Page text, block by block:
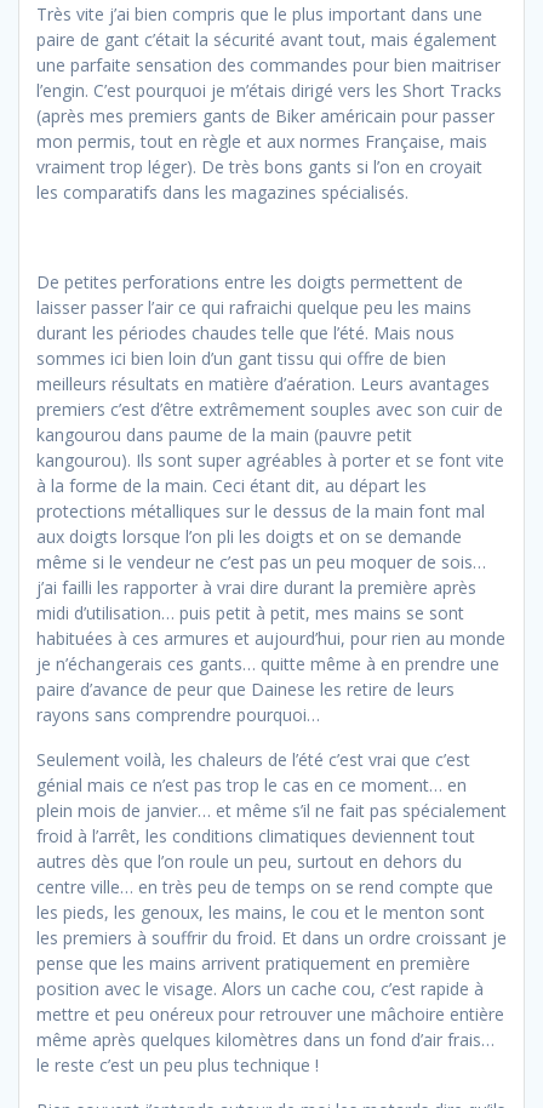
Très vite j’ai bien compris que le plus important dans une
paire de gant c’était la sécurité avant tout, mais également
une parfaite sensation des commandes pour bien maitriser
l’engin. C’est pourquoi je m’étais dirigé vers les Short Tracks
(après mes premiers gants de Biker américain pour passer
mon permis, tout en règle et aux normes Française, mais
vraiment trop léger). De très bons gants si l’on en croyait
les comparatifs dans les magazines spécialisés.
De petites perforations entre les doigts permettent de
laisser passer l’air ce qui rafraichi quelque peu les mains
durant les périodes chaudes telle que l’été. Mais nous
sommes ici bien loin d’un gant tissu qui offre de bien
meilleurs résultats en matière d’aération. Leurs avantages
premiers c’est d’être extrêmement souples avec son cuir de
kangourou dans paume de la main (pauvre petit
kangourou). Ils sont super agréables à porter et se font vite
à la forme de la main. Ceci étant dit, au départ les
protections métalliques sur le dessus de la main font mal
aux doigts lorsque l’on pli les doigts et on se demande
même si le vendeur ne c’est pas un peu moquer de sois…
j’ai failli les rapporter à vrai dire durant la première après
midi d’utilisation… puis petit à petit, mes mains se sont
habituées à ces armures et aujourd’hui, pour rien au monde
je n’échangerais ces gants… quitte même à en prendre une
paire d’avance de peur que Dainese les retire de leurs
rayons sans comprendre pourquoi…
Seulement voilà, les chaleurs de l’été c’est vrai que c’est
génial mais ce n’est pas trop le cas en ce moment… en
plein mois de janvier… et même s’il ne fait pas spécialement
froid à l’arrêt, les conditions climatiques deviennent tout
autres dès que l’on roule un peu, surtout en dehors du
centre ville… en très peu de temps on se rend compte que
les pieds, les genoux, les mains, le cou et le menton sont
les premiers à souffrir du froid. Et dans un ordre croissant je
pense que les mains arrivent pratiquement en première
position avec le visage. Alors un cache cou, c’est rapide à
mettre et peu onéreux pour retrouver une mâchoire entière
même après quelques kilomètres dans un fond d’air frais…
le reste c’est un peu plus technique !